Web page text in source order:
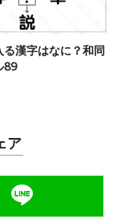
る漢字はなに？和同
89
ア